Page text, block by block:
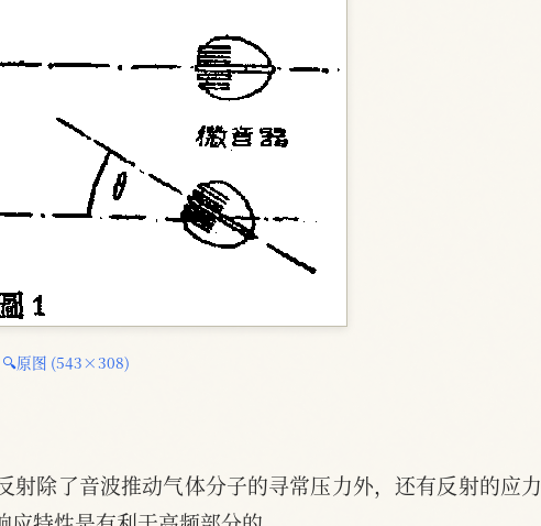
🔍原图 (543×308)
除了音波推动气体分子的寻常压力外，还有反射的应力